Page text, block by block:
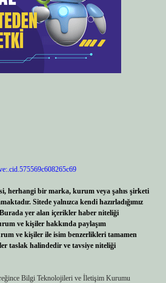
herhangi bir marka, kurum veya şahıs şirketi
Sitede yalnızca kendi hazırladığımız
yer alan içerikler haber niteliği
ve kişiler hakkında paylaşım
ve kişiler ile isim benzerlikleri tamamen
taslak halindedir ve tavsiye niteliği
Bilgi Teknolojileri ve İletişim Kurumu